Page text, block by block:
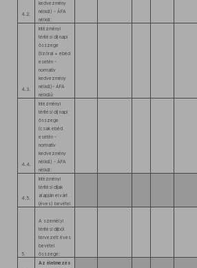
4.2.
kedvezmény
nélkül) - ÁFA
nélkül:
4.3.
Intézményi
térítési díj napi
összege
(tízórai + ebéd
esetén -
normatív
kedvezmény
nélkül)- ÁFA
nélkülű:
4.4.
Intézményi
térítési díj napi
összege
(csak ebéd
esetén -
normatív
kedvezmény
nélkül) - ÁFA
nélkül:
4.5.
Intézményi
térítési díjak
alapján elvárt
(éves) bevétel
5.
A személyi
térítési díjból
tervezett éves
bevétel
összege:
Az élelmezés